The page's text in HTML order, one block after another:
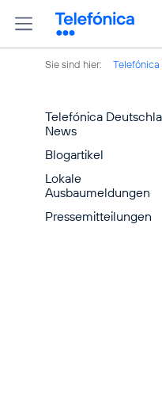
Sie sind hier:
Telefónica
News
Blogartikel
Lokale
Ausbaumeldungen
Pressemitteilungen